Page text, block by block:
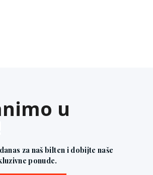
u
za naš bilten i dobijte naše
ponude.